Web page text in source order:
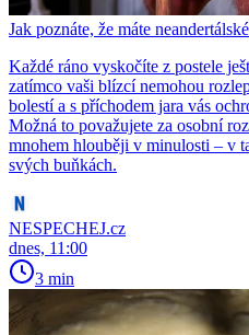
Jak poznáte, že máte
Každé ráno vyskočíte z postele
zatímco vaši blízcí nemohou
bolestí a s příchodem jara vás
Možná to považujete za osobní
mnohem hlouběji v minulosti – v
svých buňkách.
NESPECHEJ.cz
dnes, 11:00
3 min